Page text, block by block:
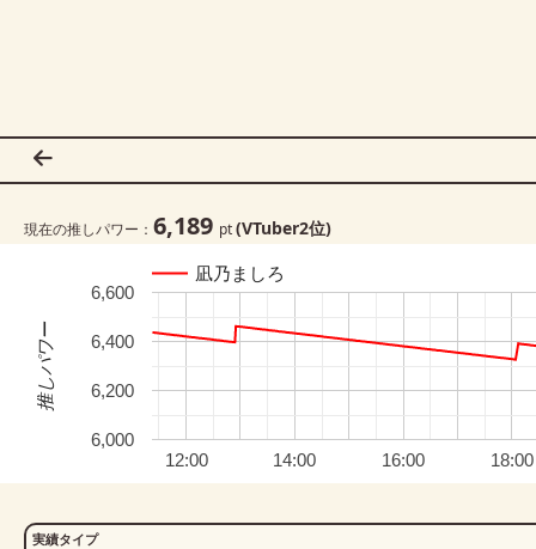
現在の推しパワー： 6,189 pt(VTuber2位)
凪乃ましろ
12:00 14:00 16:00 18:00
6,000
6,200
6,400
6,600
推しパワー
実績タイプ